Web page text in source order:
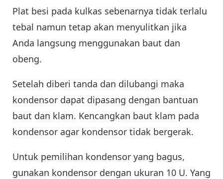
Plat besi pada kulkas sebenarnya tidak terlalu
tebal namun tetap akan menyulitkan jika
Anda langsung menggunakan baut dan
obeng.
Setelah diberi tanda dan dilubangi maka
kondensor dapat dipasang dengan bantuan
baut dan klam. Kencangkan baut klam pada
kondensor agar kondensor tidak bergerak.
Untuk pemilihan kondensor yang bagus,
gunakan kondensor dengan ukuran 10 U. Yang